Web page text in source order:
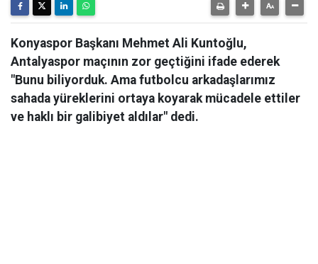
Konyaspor Başkanı Mehmet Ali Kuntoğlu,
Antalyaspor maçının zor geçtiğini ifade ederek
"Bunu biliyorduk. Ama futbolcu arkadaşlarımız
sahada yüreklerini ortaya koyarak mücadele ettiler
ve haklı bir galibiyet aldılar" dedi.